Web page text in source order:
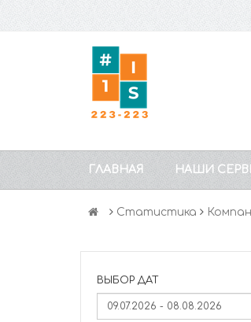
ГЛАВНАЯ НАШИ
Статистика
ВЫБОР ДАТ